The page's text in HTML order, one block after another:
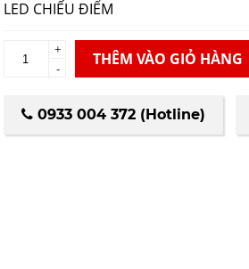
LED CHIẾU ĐIỂM
+
-
THÊM VÀO GIỎ HÀNG
0933 004 372 (Hotline)